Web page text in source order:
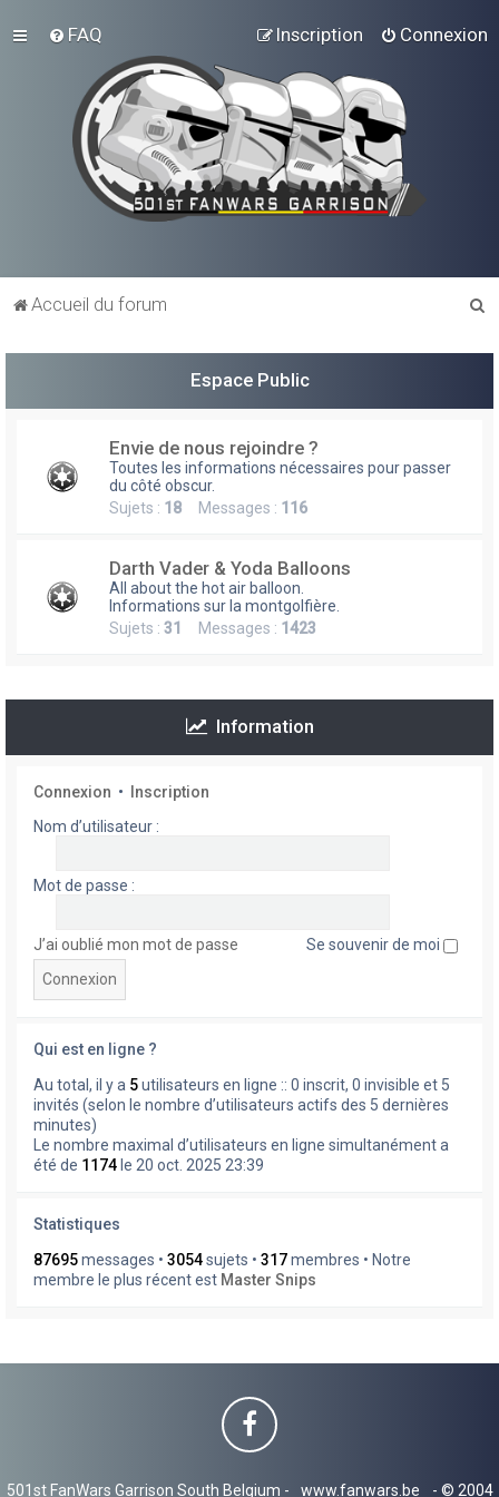
FAQ Connexion
Inscription
Accueil du forum
Espace Public
Envie de nous rejoindre ?
Toutes les informations nécessaires pour passer
du côté obscur.
Sujets : 18 Messages : 116
Darth Vader & Yoda Balloons
All about the hot air balloon.
Informations sur la montgolfière.
Sujets : 31 Messages : 1423
Information
Connexion •
Inscription
Nom d’utilisateur :
Mot de passe :
J’ai oublié mon mot de passe Se souvenir de moi
Qui est en ligne ?
Au total, il y a 5utilisateurs en ligne :: 0 inscrit, 0 invisible et 5
invités (selon le nombre d’utilisateurs actifs des 5 dernières
minutes)
Le nombre maximal d’utilisateurs en ligne simultanément a
été de 1174 le 20 oct. 2025 23:39
Statistiques
87695messages • 3054sujets • 317membres • Notre
membre le plus récent est Master Snips
501st FanWars Garrison South Belgium - www.fanwars.be - © 2004